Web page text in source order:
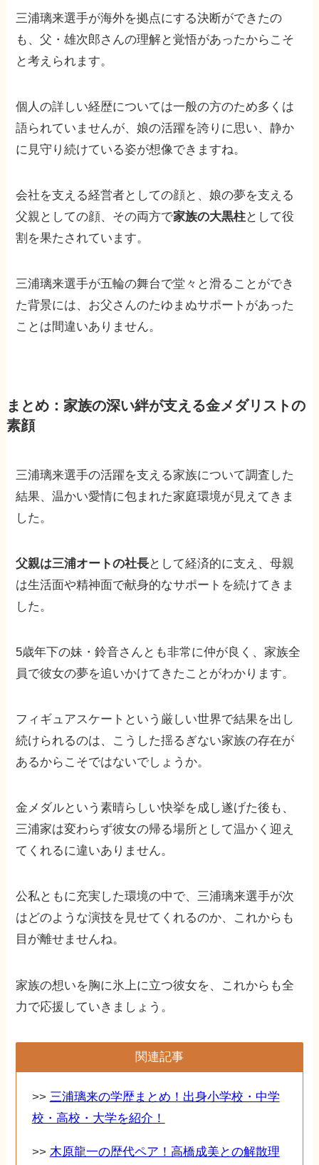
三浦璃来選手が海外を拠点にする決断ができたの
も、父・雄次郎さんの理解と覚悟があったからこそ
と考えられます。
個人の詳しい経歴については一般の方のため多くは
語られていませんが、娘の活躍を誇りに思い、静か
に見守り続けている姿が想像できますね。
会社を支える経営者としての顔と、娘の夢を支える
父親としての顔、その両方で家族の大黒柱として役
割を果たされています。
三浦璃来選手が五輪の舞台で堂々と滑ることができ
た背景には、お父さんのたゆまぬサポートがあった
ことは間違いありません。
まとめ：家族の深い絆が支える金メダリストの
素顔
三浦璃来選手の活躍を支える家族について調査した
結果、温かい愛情に包まれた家庭環境が見えてきま
した。
父親は三浦オートの社長として経済的に支え、母親
は生活面や精神面で献身的なサポートを続けてきま
した。
5歳年下の妹・鈴音さんとも非常に仲が良く、家族全
員で彼女の夢を追いかけてきたことがわかります。
フィギュアスケートという厳しい世界で結果を出し
続けられるのは、こうした揺るぎない家族の存在が
あるからこそではないでしょうか。
金メダルという素晴らしい快挙を成し遂げた後も、
三浦家は変わらず彼女の帰る場所として温かく迎え
てくれるに違いありません。
公私ともに充実した環境の中で、三浦璃来選手が次
はどのような演技を見せてくれるのか、これからも
目が離せませんね。
家族の想いを胸に氷上に立つ彼女を、これからも全
力で応援していきましょう。
関連記事
>> 三浦璃来の学歴まとめ！出身小学校・中学
校・高校・大学を紹介！
>> 木原龍一の歴代ペア！高橋成美との解散理